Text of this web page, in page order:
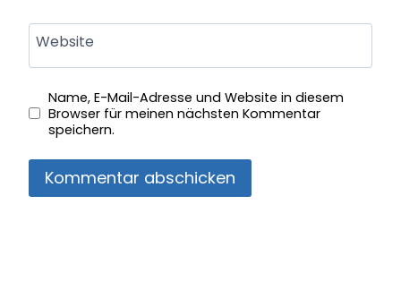
Website
Name, E-Mail-Adresse und Website in diesem
Browser für meinen nächsten Kommentar
speichern.